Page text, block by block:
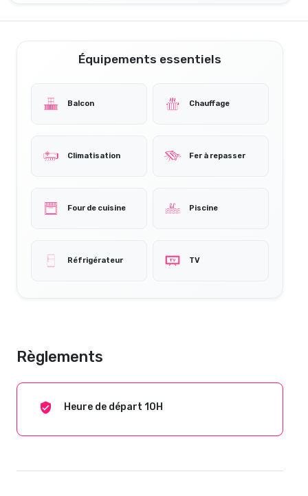
Équipements essentiels
Balcon Chauffage
Climatisation Fer à repasser
Four de cuisine Piscine
Réfrigérateur TV
Règlements
Heure de départ 10H